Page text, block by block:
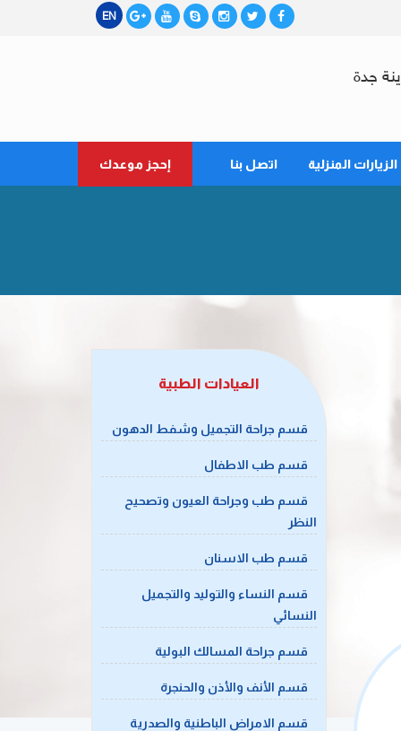
EN
جدة
الزيارات المنزلية اتصل بنا إحجز موعدك
العيادات الطبية
قسم جراحة التجميل وشفط الدهون
قسم طب الاطفال
قسم طب وجراحة العيون وتصحيح
النظر
قسم طب الاسنان
قسم النساء والتوليد والتجميل
النسائي
قسم جراحة المسالك البولية
قسم الأنف والأذن والحنجرة
قسم الامراض الباطنية والصدرية